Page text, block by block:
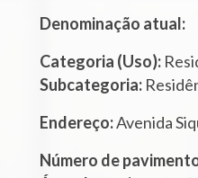
Denominação atual:
Categoria (Uso):
Subcategoria:
Endereço:Avenida
Número de